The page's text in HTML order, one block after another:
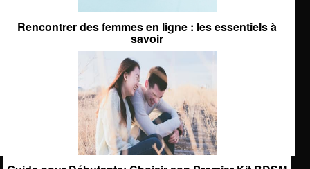
Rencontrer des femmes en ligne : les essentiels à
savoir